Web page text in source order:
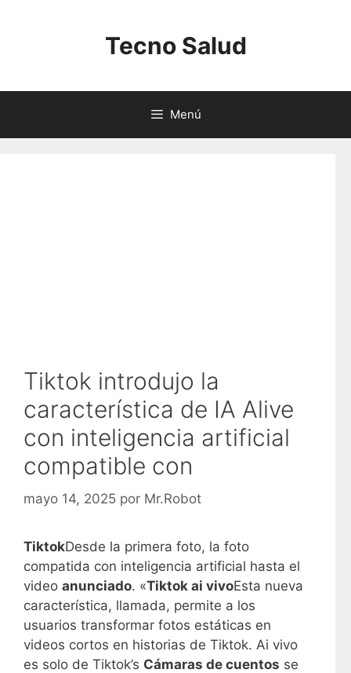
Tecno Salud
Menú
Tiktok introdujo la
característica de IA Alive
con inteligencia artificial
compatible con
mayo 14, 2025 por Mr.Robot
TiktokDesde la primera foto, la foto
compatida con inteligencia artificial hasta el
video anunciado. «Tiktok ai vivoEsta nueva
característica, llamada, permite a los
usuarios transformar fotos estáticas en
videos cortos en historias de Tiktok. Ai vivo
es solo de Tiktok’s Cámaras de cuentos se